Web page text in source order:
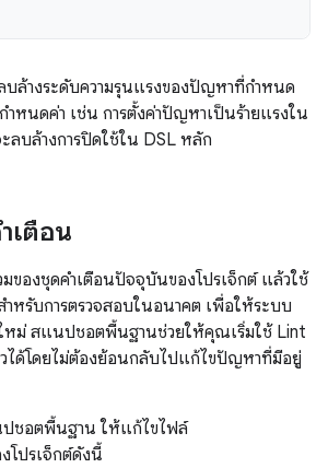
บล้างระดับความรุนแรงของปัญหาที่กำหนด
ำหนดค่า เช่น การตั้งค่าปัญหาเป็นร้ายแรงใน
ลบล้างการปิดใช้ใน DSL หลัก
เตือน
ของชุดคำเตือนปัจจุบันของโปรเจ็กต์ แล้วใช้
หรับการตรวจสอบในอนาคต เพื่อให้ระบบ
หม่ สแนปชอตพื้นฐานช่วยให้คุณเริ่มใช้ Lint
ได้โดยไม่ต้องย้อนกลับไปแก้ไขปัญหาที่มีอยู่
ปชอตพื้นฐาน ให้แก้ไขไฟล์
โปรเจ็กต์ดังนี้